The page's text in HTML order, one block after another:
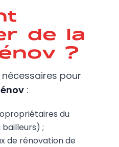
de la
?
pour
:
du
;
de rénovation de